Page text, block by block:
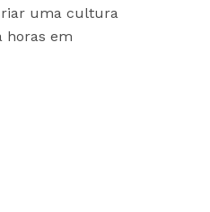
uma cultura
horas em